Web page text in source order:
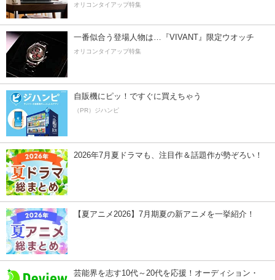
オリコンタイアップ特集
一番似合う登場人物は…『VIVANT』限定ウオッチ
オリコンタイアップ特集
自販機にピッ！ですぐに買えちゃう
（PR）ジハンピ
2026年7月夏ドラマも、注目作＆話題作が勢ぞろい！
【夏アニメ2026】7月期夏の新アニメを一挙紹介！
芸能界を志す10代～20代を応援！オーディション・